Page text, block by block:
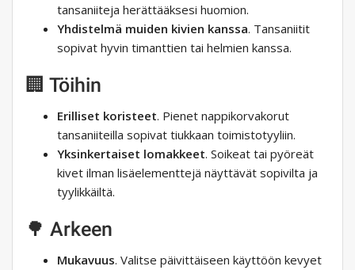
tansaniiteja herättääksesi huomion.
Yhdistelmä muiden kivien kanssa. Tansaniitit
sopivat hyvin timanttien tai helmien kanssa.
🏢 Töihin
Erilliset koristeet. Pienet nappikorvakorut
tansaniiteilla sopivat tiukkaan toimistotyyliin.
Yksinkertaiset lomakkeet. Soikeat tai pyöreät
kivet ilman lisäelementtejä näyttävät sopivilta ja
tyylikkäiltä.
🌳 Arkeen
Mukavuus. Valitse päivittäiseen käyttöön kevyet